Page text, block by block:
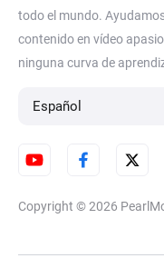
todo el mundo.
contenido en vídeo
ninguna curva de
Español
Copyright © 2026